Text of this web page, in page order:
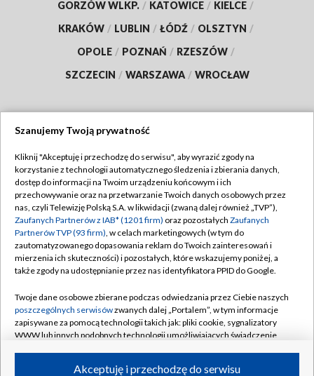
GORZÓW WLKP. / KATOWICE / KIELCE /
KRAKÓW / LUBLIN / ŁÓDŹ / OLSZTYN /
OPOLE / POZNAŃ / RZESZÓW /
SZCZECIN / WARSZAWA / WROCŁAW
TVP
Abonament TVP
Emisja w TVP
Centrum informacji TVP
Naziemna Telewizja Cyfrowa
Rada Programowa
System NOS
Informacje o nadawcy
Regulamin TVP
Polityka prywatności
Moje zgody
Pomoc
Kontakt
Kanały
Szanujemy Twoją prywatność
Kliknij "Akceptuję i przechodzę do serwisu", aby wyrazić zgody na
korzystanie z technologii automatycznego śledzenia i zbierania danych,
dostęp do informacji na Twoim urządzeniu końcowym i ich
przechowywanie oraz na przetwarzanie Twoich danych osobowych przez
nas, czyli Telewizję Polską S.A. w likwidacji (zwaną dalej również „TVP”),
Zaufanych Partnerów z IAB* (1201 firm) oraz pozostałych Zaufanych
Partnerów TVP (93 firm), w celach marketingowych (w tym do
zautomatyzowanego dopasowania reklam do Twoich zainteresowań i
mierzenia ich skuteczności) i pozostałych, które wskazujemy poniżej, a
także zgody na udostępnianie przez nas identyfikatora PPID do Google.
Twoje dane osobowe zbierane podczas odwiedzania przez Ciebie naszych
poszczególnych serwisówzwanych dalej „Portalem”, w tym informacje
zapisywane za pomocą technologii takich jak: pliki cookie, sygnalizatory
WWW lub innych podobnych technologii umożliwiających świadczenie
ruchu w Internecie.Akceptuję i przechodzę do serwisu